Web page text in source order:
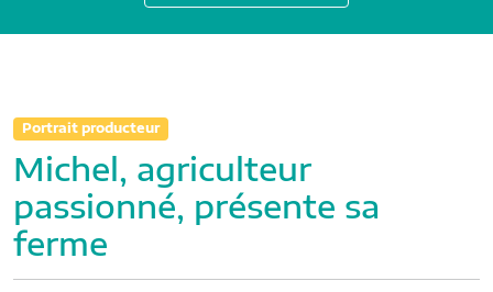
Portrait producteur
Michel, agriculteur
passionné, présente sa
ferme